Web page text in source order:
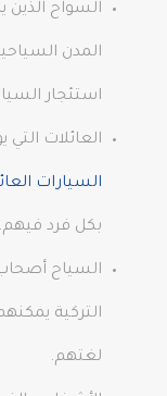
السواح الذين
المدن
استئجار
العائلات التي
السيارات
بكل فرد فيهم.
السياح أصحاب
التركية
لغتهم.